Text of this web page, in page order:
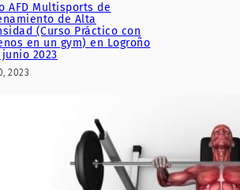
AFD Multisports de
de Alta
(Curso Práctico con
en un gym) en Logroño
2023
2023